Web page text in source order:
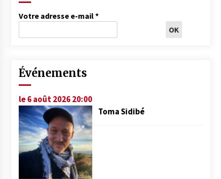
Votre adresse e-mail*
Événements
le 6 août 2026 20:00
Toma Sidibé